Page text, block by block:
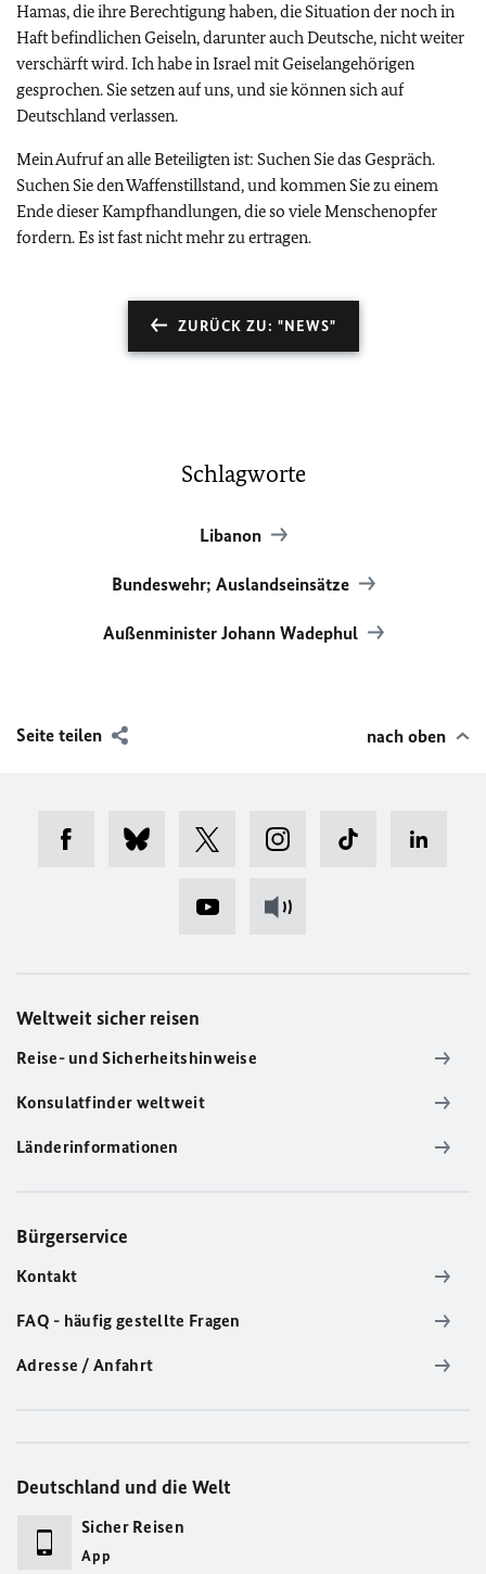
Hamas, die ihre Berechtigung haben, die Situation der noch in
Haft befindlichen Geiseln, darunter auch Deutsche, nicht weiter
verschärft wird. Ich habe in Israel mit Geiselangehörigen
gesprochen. Sie setzen auf uns, und sie können sich auf
Deutschland verlassen.
Mein Aufruf an alle Beteiligten ist: Suchen Sie das Gespräch.
Suchen Sie den Waffenstillstand, und kommen Sie zu einem
Ende dieser Kampfhandlungen, die so viele Menschenopfer
fordern. Es ist fast nicht mehr zu ertragen.
ZURÜCK ZU: "NEWS"
Schlagworte
Libanon
Bundeswehr; Auslandseinsätze
Außenminister Johann Wadephul
Seite teilen nach oben
Weltweit sicher reisen
Reise- und Sicherheitshinweise
Konsulatfinder weltweit
Länderinformationen
Bürgerservice
Kontakt
FAQ - häufig gestellte Fragen
Adresse / Anfahrt
Deutschland und die Welt
Sicher Reisen
App